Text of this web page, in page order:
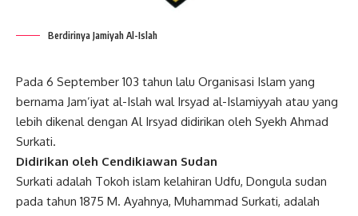
Berdirinya Jamiyah Al-Islah
Pada 6 September 103 tahun lalu Organisasi Islam yang
bernama Jam’iyat al-Islah wal Irsyad al-Islamiyyah atau yang
lebih dikenal dengan Al Irsyad didirikan oleh Syekh Ahmad
Surkati.
Didirikan oleh Cendikiawan Sudan
Surkati adalah Tokoh islam kelahiran Udfu, Dongula sudan
pada tahun 1875 M. Ayahnya, Muhammad Surkati, adalah